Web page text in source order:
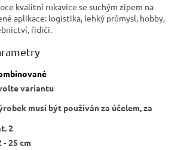
kvalitní rukavice se suchým zipem na
aplikace: logistika, lehký průmysl, hobby,
řidiči.
variantu
musí být používán za účelem, za
2
- 25 cm